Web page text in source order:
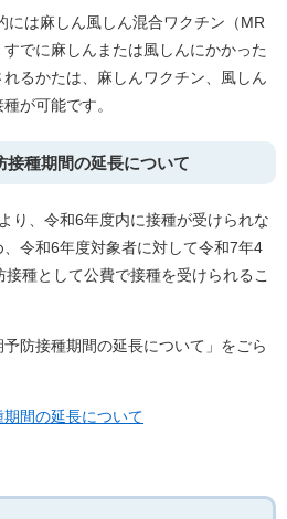
には麻しん風しん混合ワクチン（MR
でに麻しんまたは風しんにかかった
るかたは、麻しんワクチン、風しん
が可能です。
接種期間の延長について
り、令和6年度内に接種が受けられな
令和6年度対象者に対して令和7年4
種として公費で接種を受けられるこ
防接種期間の延長について」をごら
間の延長について